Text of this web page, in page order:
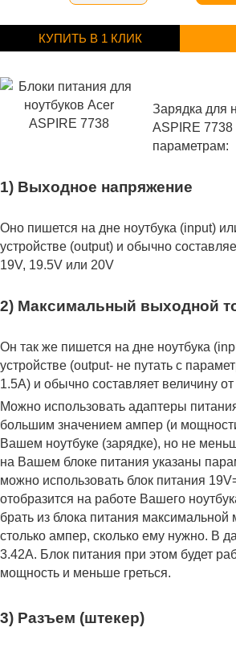
КУПИТЬ В 1 КЛИК
Зарядка для
ASPIRE
параметрам:
1) Выходное напряжение
Оно пишется на дне ноутбука (input)
устройстве (output) и обычно
19V, 19.5V или 20V
2) Максимальный выходной
Он так же пишется на дне ноутбука
устройстве (output- не путать с
1.5A) и обычно составляет величину
Можно использовать адаптеры
большим значением ампер (и
Вашем ноутбуке (зарядке), но не
на Вашем блоке питания указаны
можно использовать блок питания
отобразится на работе Вашего
брать из блока питания
столько ампер, сколько ему нужно. В
3.42А. Блок питания при этом будет
мощность и меньше греться.
3) Разъем (штекер)